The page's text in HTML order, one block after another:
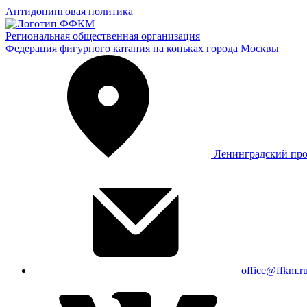
Антидопинговая политика
Региональная общественная организация
Федерация фигурного катания на коньках города Москвы
Ленинградский
office@ffkm.ru